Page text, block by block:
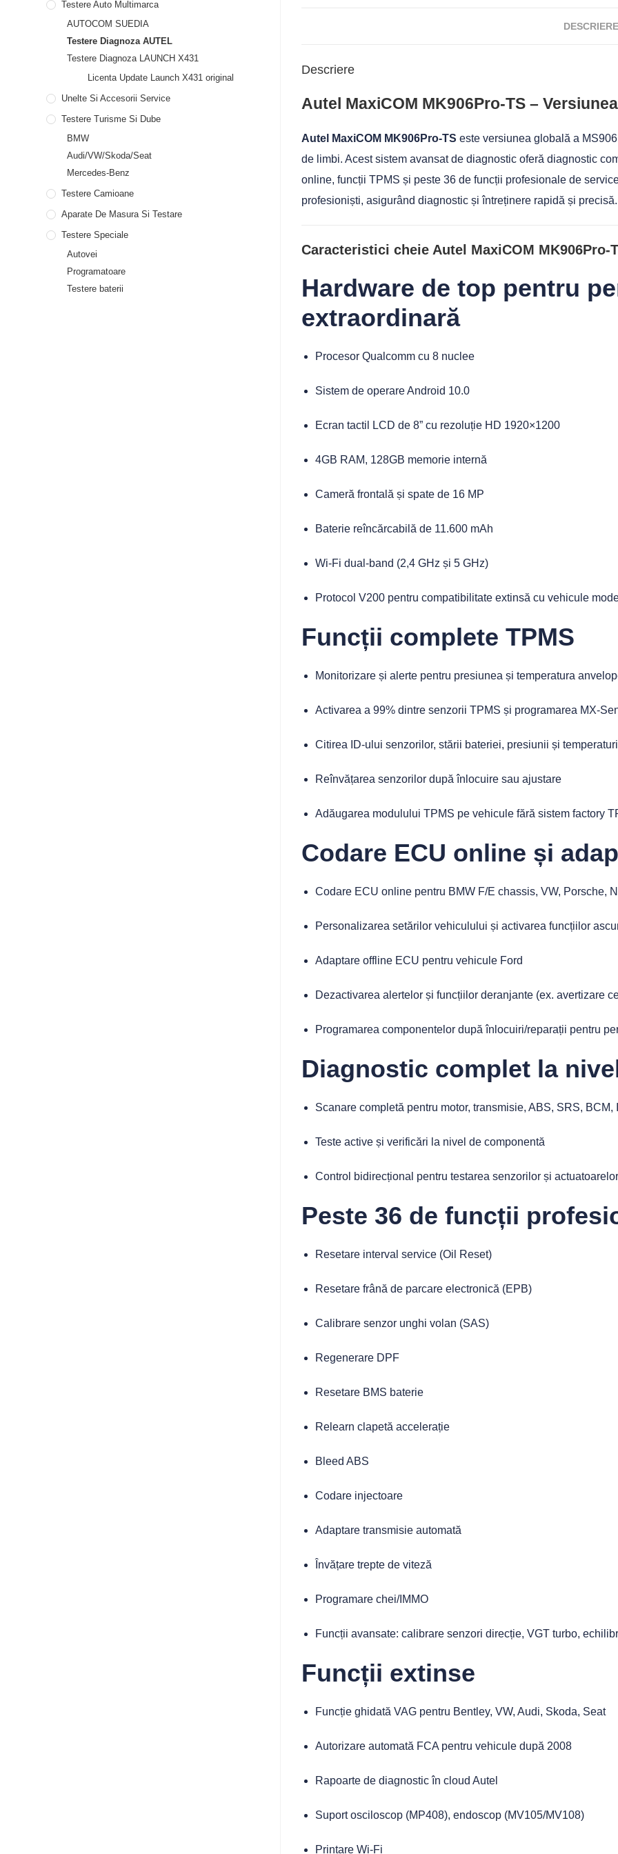
DESCRIERE
Descriere
Autel MaxiCOM MK906Pro-TS –
Autel MaxiCOM MK906Pro-TS este versiunea globală a
de limbi. Acest sistem avansat de diagnostic oferă diagnostic
online, funcții TPMS și peste 36 de funcții profesionale de
profesioniști, asigurând diagnostic și întreținere rapidă și precisă.
Caracteristici cheie Autel MaxiCOM MK906Pro-
Hardware de top pentru
extraordinară
Procesor Qualcomm cu 8 nuclee
Sistem de operare Android 10.0
Ecran tactil LCD de 8” cu rezoluție HD 1920×1200
4GB RAM, 128GB memorie internă
Cameră frontală și spate de 16 MP
Baterie reîncărcabilă de 11.600 mAh
Wi-Fi dual-band (2,4 GHz și 5 GHz)
Protocol V200 pentru compatibilitate extinsă cu vehicule
Funcții complete TPMS
Monitorizare și alerte pentru presiunea și temperatura
Activarea a 99% dintre senzorii TPMS și programarea MX-
Citirea ID-ului senzorilor, stării bateriei, presiunii și
Reînvățarea senzorilor după înlocuire sau ajustare
Adăugarea modulului TPMS pe vehicule fără sistem factory
Codare ECU online și
Codare ECU online pentru BMW F/E chassis, VW, Porsche,
Personalizarea setărilor vehiculului și activarea funcțiilor
Adaptare offline ECU pentru vehicule Ford
Dezactivarea alertelor și funcțiilor deranjante (ex. avertizare
Programarea componentelor după înlocuiri/reparații pentru
Diagnostic complet la
Scanare completă pentru motor, transmisie, ABS, SRS, BCM,
Teste active și verificări la nivel de componentă
Control bidirecțional pentru testarea senzorilor și actuatoarelor
Peste 36 de funcții
Resetare interval service (Oil Reset)
Resetare frână de parcare electronică (EPB)
Calibrare senzor unghi volan (SAS)
Regenerare DPF
Resetare BMS baterie
Relearn clapetă accelerație
Bleed ABS
Codare injectoare
Adaptare transmisie automată
Învățare trepte de viteză
Programare chei/IMMO
Funcții avansate: calibrare senzori direcție, VGT turbo,
Funcții extinse
Funcție ghidată VAG pentru Bentley, VW, Audi, Skoda, Seat
Autorizare automată FCA pentru vehicule după 2008
Rapoarte de diagnostic în cloud Autel
Suport osciloscop (MP408), endoscop (MV105/MV108)
Printare Wi-Fi
Testere Auto Multimarca
AUTOCOM SUEDIA
Testere Diagnoza AUTEL
Testere Diagnoza LAUNCH X431
Licenta Update Launch X431 original
Unelte Si Accesorii Service
Testere Turisme Si Dube
BMW
Audi/VW/Skoda/Seat
Mercedes-Benz
Testere Camioane
Aparate De Masura Si Testare
Testere Speciale
Autovei
Programatoare
Testere baterii